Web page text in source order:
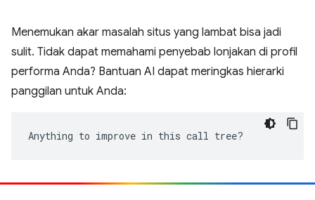
Menemukan akar masalah situs yang lambat bisa jadi
sulit. Tidak dapat memahami penyebab lonjakan di profil
performa Anda? Bantuan AI dapat meringkas hierarki
panggilan untuk Anda:
Anything to improve in this call tree?